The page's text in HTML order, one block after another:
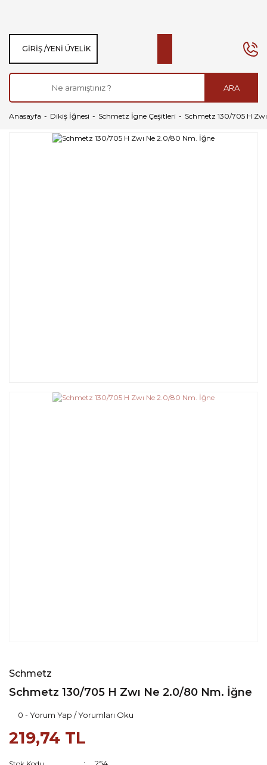
ARA
GIRIŞ /YENI ÜYELIK
Anasayfa Dikiş İğnesi Schmetz İgne Çeşitleri Schmetz 130/705 H
Schmetz
Schmetz 130/705 H Zwı Ne 2.0/80 Nm. İğne
0 - Yorum Yap / Yorumları Oku
219,74 TL